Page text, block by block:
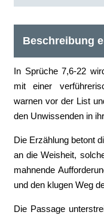
Beschreibung
In Sprüche 7,6-22
mit einer
warnen vor der List
den Unwissenden in
Die Erzählung betont
an die Weisheit,
mahnende
und den klugen Weg
Die Passage